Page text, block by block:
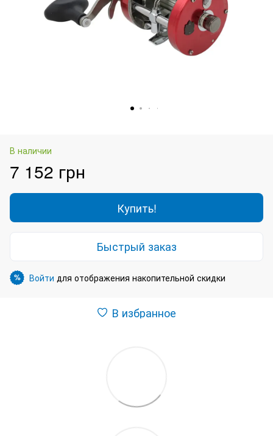
В наличии
7 152 грн
Купить!
Быстрый заказ
% Войти для отображения накопительной скидки
В избранное